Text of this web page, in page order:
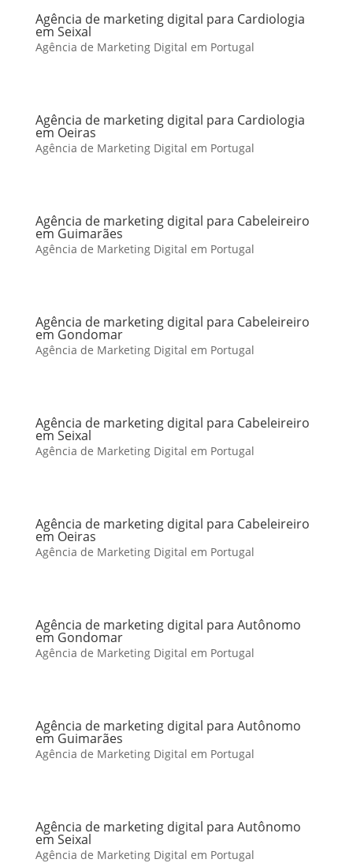
Agência de marketing digital para Cardiologia
em Seixal
Agência de Marketing Digital em Portugal
Agência de marketing digital para Cardiologia
em Oeiras
Agência de Marketing Digital em Portugal
Agência de marketing digital para Cabeleireiro
em Guimarães
Agência de Marketing Digital em Portugal
Agência de marketing digital para Cabeleireiro
em Gondomar
Agência de Marketing Digital em Portugal
Agência de marketing digital para Cabeleireiro
em Seixal
Agência de Marketing Digital em Portugal
Agência de marketing digital para Cabeleireiro
em Oeiras
Agência de Marketing Digital em Portugal
Agência de marketing digital para Autônomo
em Gondomar
Agência de Marketing Digital em Portugal
Agência de marketing digital para Autônomo
em Guimarães
Agência de Marketing Digital em Portugal
Agência de marketing digital para Autônomo
em Seixal
Agência de Marketing Digital em Portugal